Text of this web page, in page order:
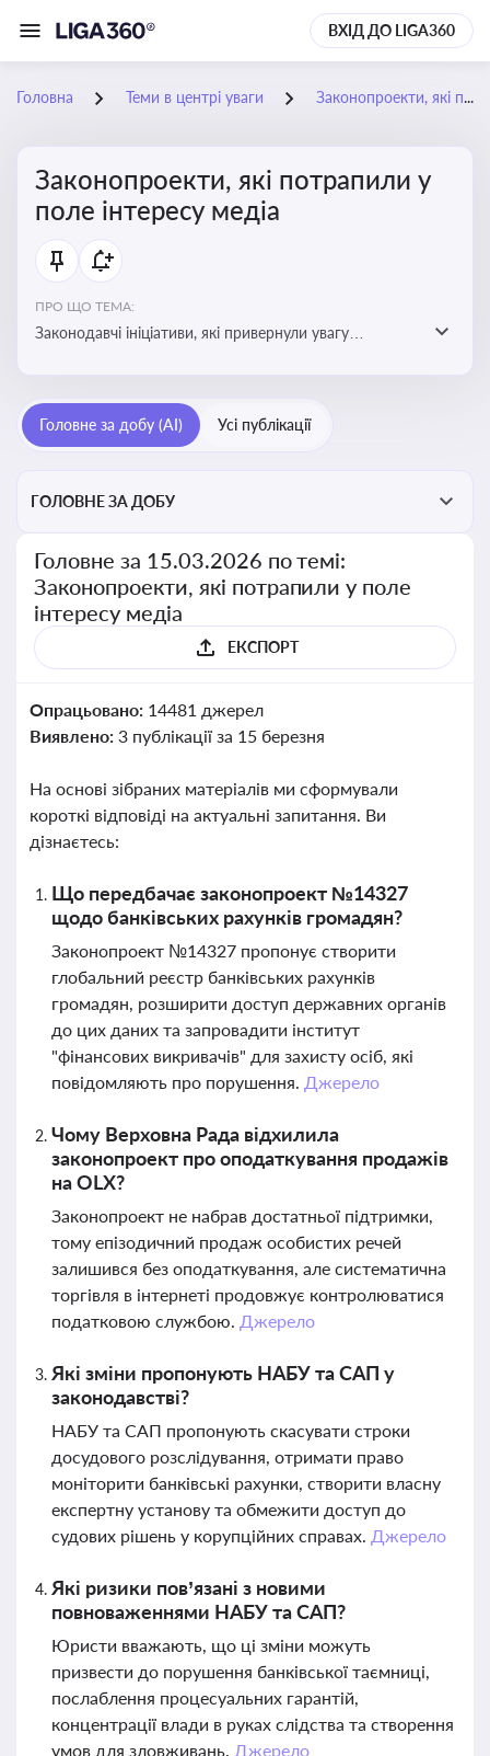
ВХІД ДО LIGA360
Головна Теми в центрі уваги Законопроекти, які потрапили у поле інтересу медіа
Законопроекти, які потрапили у
поле інтересу медіа
ПРО ЩО ТЕМА:
Законодавчі ініціативи, які привернули увагу
прийняття цих проектів пишуть в медіа. Які проекти
викликають найбільше критики
Головне за добу (AI) Усі публікації
ГОЛОВНЕ ЗА ДОБУ
Головне за 15.03.2026 по темі:
Законопроекти, які потрапили у поле
інтересу медіа
ЕКСПОРТ
Опрацьовано: 14481 джерел
Виявлено: 3 публікації за 15 березня
На основі зібраних матеріалів ми сформували
короткі відповіді на актуальні запитання. Ви
дізнаєтесь:
Що передбачає законопроект №14327
щодо банківських рахунків громадян?
Законопроект №14327 пропонує створити
глобальний реєстр банківських рахунків
громадян, розширити доступ державних органів
до цих даних та запровадити інститут
"фінансових викривачів" для захисту осіб, які
повідомляють про порушення. Джерело
Чому Верховна Рада відхилила
законопроект про оподаткування продажів
на OLX?
Законопроект не набрав достатньої підтримки,
тому епізодичний продаж особистих речей
залишився без оподаткування, але систематична
торгівля в інтернеті продовжує контролюватися
податковою службою. Джерело
Які зміни пропонують НАБУ та САП у
законодавстві?
НАБУ та САП пропонують скасувати строки
досудового розслідування, отримати право
моніторити банківські рахунки, створити власну
експертну установу та обмежити доступ до
судових рішень у корупційних справах. Джерело
Які ризики пов’язані з новими
повноваженнями НАБУ та САП?
Юристи вважають, що ці зміни можуть
призвести до порушення банківської таємниці,
послаблення процесуальних гарантій,
концентрації влади в руках слідства та створення
умов для зловживань. Джерело